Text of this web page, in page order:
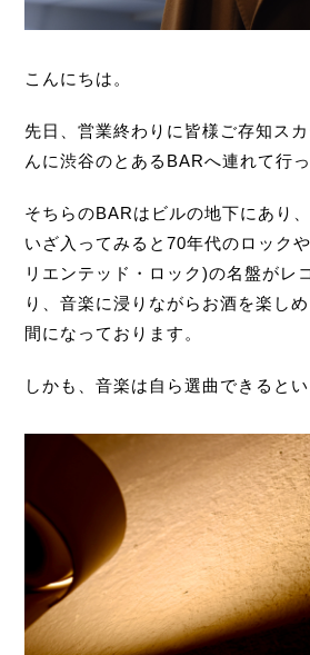
こんにちは。
先日、営業終わりに皆様ご存知ス
んに渋谷のとある BARへ連れて行
そちらのBARはビルの地下にあり
いざ入ってみると70年代のロック
リエンテッド・ロック)の名盤がレ
り、音楽に浸りながらお酒を楽し
間になっております。
しかも、音楽は自ら選曲できると